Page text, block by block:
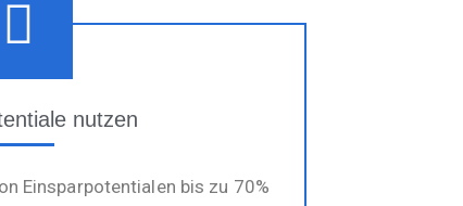
nutzen
Einsparpotentialen bis zu 70%